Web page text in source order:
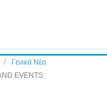
Γενικά Νέα
EVENTS